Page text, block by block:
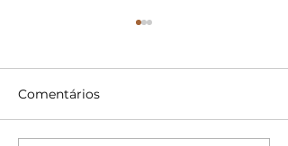
Comentários